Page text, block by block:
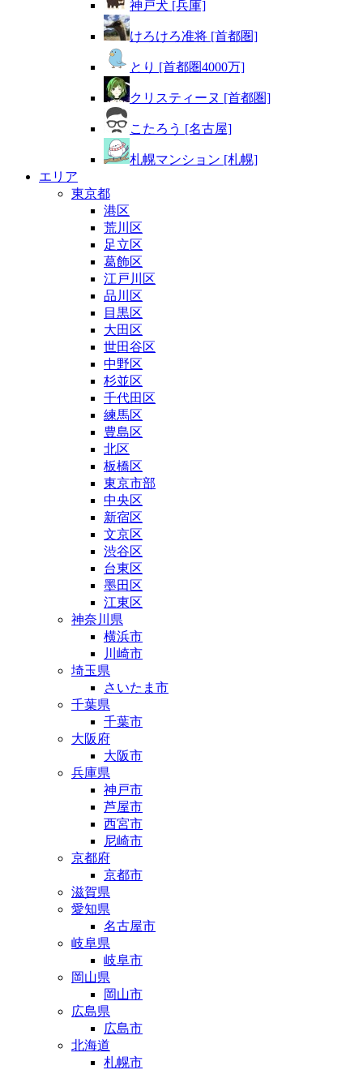
神戸犬 [兵庫]
けろけろ准将 [首都圏]
とり [首都圏4000万]
クリスティーヌ [首都圏]
こたろう [名古屋]
札幌マンション [札幌]
エリア
東京都
港区
荒川区
足立区
葛飾区
江戸川区
品川区
目黒区
大田区
世田谷区
中野区
杉並区
千代田区
練馬区
豊島区
北区
板橋区
東京市部
中央区
新宿区
文京区
渋谷区
台東区
墨田区
江東区
神奈川県
横浜市
川崎市
埼玉県
さいたま市
千葉県
千葉市
大阪府
大阪市
兵庫県
神戸市
芦屋市
西宮市
尼崎市
京都府
京都市
滋賀県
愛知県
名古屋市
岐阜県
岐阜市
岡山県
岡山市
広島県
広島市
北海道
札幌市